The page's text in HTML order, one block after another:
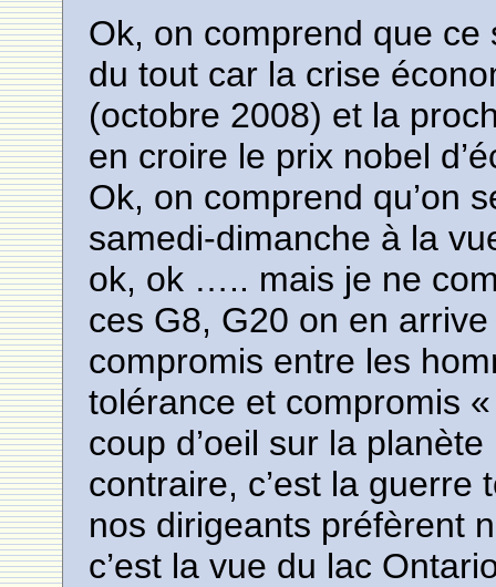
Ok, on comprend que ce
du tout car la crise
(octobre 2008) et la
en croire le prix nobel
Ok, on comprend qu’on
samedi-dimanche à la
ok, ok ….. mais je ne
ces G8, G20 on en
compromis entre les
tolérance et compromis
coup d’oeil sur la
contraire, c’est la
nos dirigeants préfèrent
c’est la vue du lac